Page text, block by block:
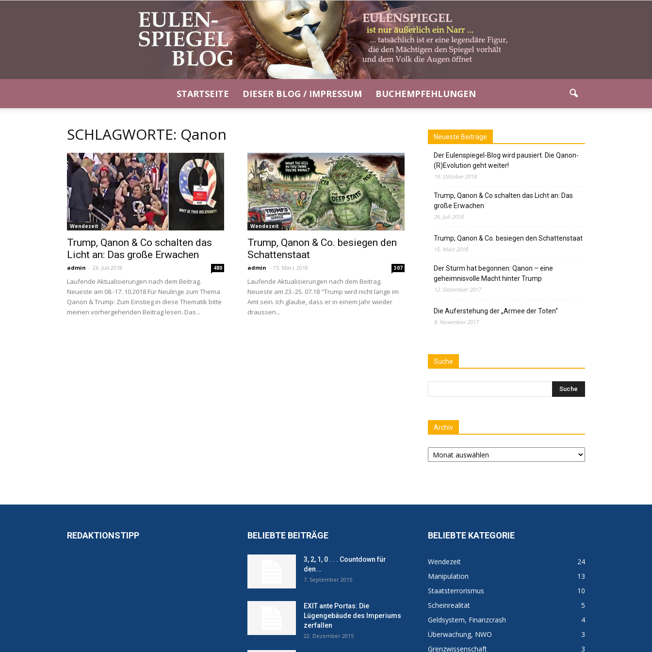
Eulenspiegel-
Blog
STARTSEITE DIESER BLOG / IMPRESSUM BUCHEMPFEHLUNGEN
SCHLAGWORTE: Qanon
Wendezeit
Trump, Qanon & Co schalten das
Licht an: Das große Erwachen
admin - 26. Juli 2018 480
Laufende Aktualisierungen nach dem Beitrag.
Neueste am 08.-17. 10.2018 Für Neulinge zum Thema
Qanon & Trump: Zum Einstieg in diese Thematik bitte
meinen vorhergehenden Beitrag lesen. Das...
Wendezeit
Trump, Qanon & Co. besiegen den
Schattenstaat
admin - 15. März 2018 307
Laufende Aktualisierungen nach dem Beitrag.
Neueste am 23.-25. 07.18 "Trump wird nicht lange im
Amt sein. Ich glaube, dass er in einem Jahr wieder
draussen...
Neueste Beiträge
Der Eulenspiegel-Blog wird pausiert. Die Qanon-
(R)Evolution geht weiter!
19. Oktober 2018
Trump, Qanon & Co schalten das Licht an: Das
große Erwachen
26. Juli 2018
Trump, Qanon & Co. besiegen den Schattenstaat
15. März 2018
Der Sturm hat begonnen: Qanon – eine
geheimnisvolle Macht hinter Trump
12. Dezember 2017
Die Auferstehung der „Armee der Toten“
8. November 2017
Suche
Archiv
Archiv
REDAKTIONSTIPP BELIEBTE BEITRÄGE
3, 2, 1, 0 . . . Countdown für
den...
7. September 2015
EXIT ante Portas: Die
Lügengebäude des Imperiums
zerfallen
22. Dezember 2015
BELIEBTE KATEGORIE
Wendezeit
24
Manipulation
13
Staatsterrorismus
10
Scheinrealität
5
Geldsystem, Finanzcrash
4
Überwachung, NWO
3
Grenzwissenschaft
3